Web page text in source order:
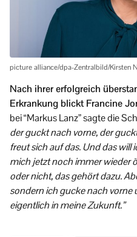
picture alliance/dpa-Zentralbild/Kirsten
Nach ihrer erfolgreich
Erkrankung blickt Francine
bei “Markus Lanz” sagte die
der guckt nach vorne, der
freut sich auf das. Und das
mich jetzt noch immer wieder
oder nicht, das gehört dazu.
sondern ich gucke nach vorne
eigentlich in meine Zukunft.”